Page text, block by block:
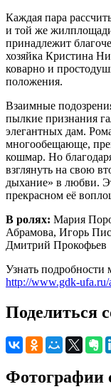
Каждая пара
и той же
принадлежит
хозяйка Кристина
коварно и
положения.
Взаимные
пылкие признания
элегантных дам.
многообещающе,
кошмар. Но
взглянуть на свою
дыхание» в любви.
прекрасном её
В ролях: Мария
Абрамова, Игорь
Дмитрий Прокофьев
Узнать подробности
http://www.gdk-ufa.ru/
Поделиться
Фотографии